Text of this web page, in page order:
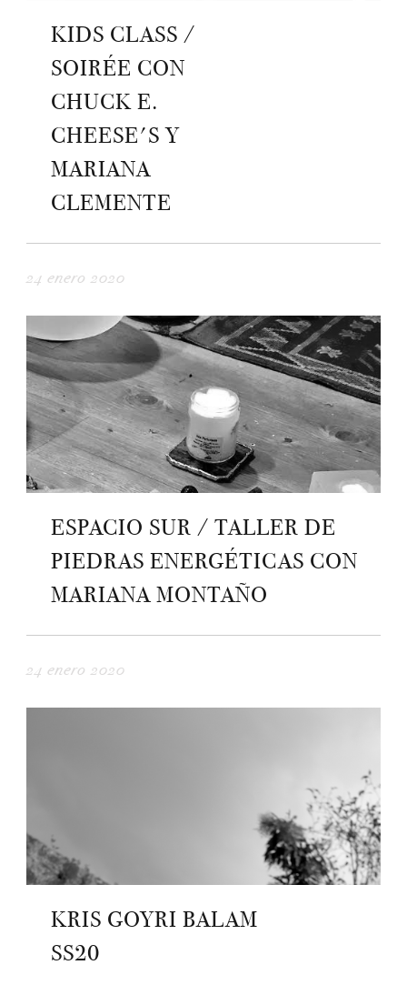
KIDS CLASS /
SOIRÉE CON
CHUCK E.
CHEESE'S Y
MARIANA
CLEMENTE
24 enero 2020
ESPACIO SUR / TALLER DE
PIEDRAS ENERGÉTICAS CON
MARIANA MONTAÑO
24 enero 2020
KRIS GOYRI BALAM
SS20